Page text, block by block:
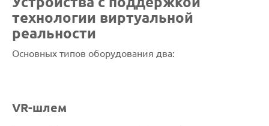
технологии виртуальной
реальности
Основных типов оборудования два:
VR-шлем